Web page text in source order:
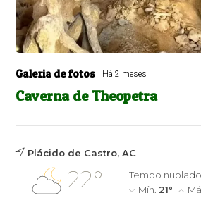
Galeria de fotos Há 2 meses
Caverna de Theopetra
Plácido de Castro, AC
22°
Tempo nublado
Mín. 21°